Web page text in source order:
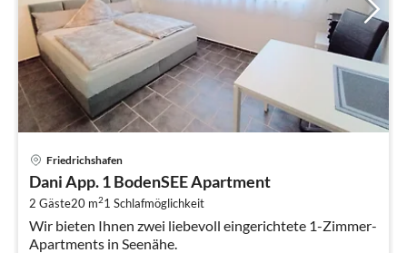
Friedrichshafen
Dani App. 1 BodenSEE Apartment
2 Gäste20 m21 Schlafmöglichkeit
Wir bieten Ihnen zwei liebevoll eingerichtete 1-Zimmer-
Apartments in Seenähe.